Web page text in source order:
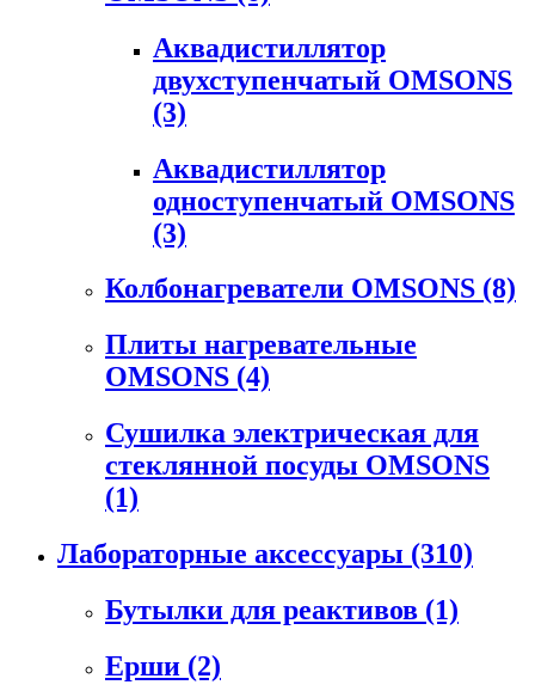
Аквадистиллятор
двухступенчатый OMSONS
(3)
Аквадистиллятор
одноступенчатый OMSONS
(3)
Колбонагреватели OMSONS (8)
Плиты нагревательные
OMSONS (4)
Сушилка электрическая для
стеклянной посуды OMSONS
(1)
Лабораторные аксессуары (310)
Бутылки для реактивов (1)
Ерши (2)